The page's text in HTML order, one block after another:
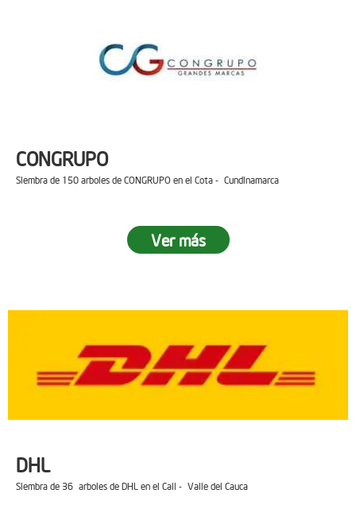
CONGRUPO
Siembra de 150 arboles de CONGRUPO en el Cota - Cundinamarca
Ver más
DHL
Siembra de 36 arboles de DHL en el Cali - Valle del Cauca